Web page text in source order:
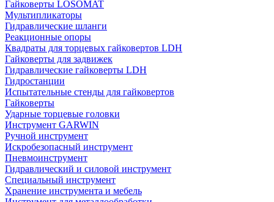
Гайковерты LOSOMAT
Мультипликаторы
Гидравлические шланги
Реакционные опоры
Квадраты для торцевых гайковертов LDH
Гайковерты для задвижек
Гидравлические гайковерты LDH
Гидростанции
Испытательные стенды для гайковертов
Гайковерты
Ударные торцевые головки
Инструмент GARWIN
Ручной инструмент
Искробезопасный инструмент
Пневмоинструмент
Гидравлический и силовой инструмент
Специальный инструмент
Хранение инструмента и мебель